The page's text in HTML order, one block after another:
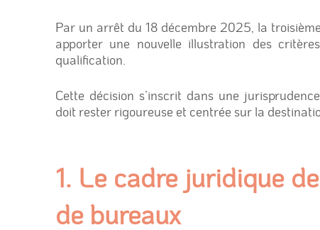
Par un arrêt du 18 décembre 2025, la
apporter une nouvelle illustration des
qualification.
Cette décision s’inscrit dans une
doit rester rigoureuse et centrée sur la
1. Le cadre juridique
de bureaux